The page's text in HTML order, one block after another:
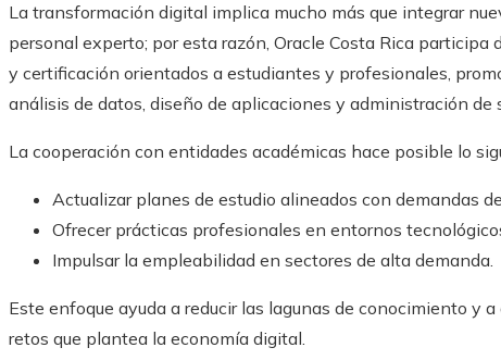
La transformación digital implica mucho más que integrar
personal experto; por esta razón, Oracle Costa Rica
y certificación orientados a estudiantes y profesionales,
análisis de datos, diseño de aplicaciones y administración de
La cooperación con entidades académicas hace posible lo
Actualizar planes de estudio alineados con demandas
Ofrecer prácticas profesionales en entornos
Impulsar la empleabilidad en sectores de alta demanda.
Este enfoque ayuda a reducir las lagunas de conocimiento y
retos que plantea la economía digital.